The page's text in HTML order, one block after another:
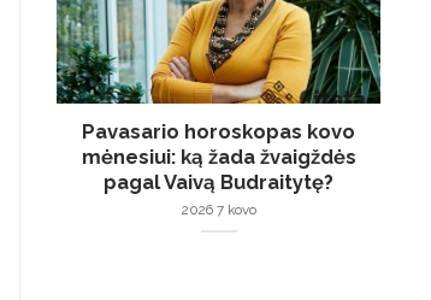
Pavasario horoskopas kovo
mėnesiui: ką žada žvaigždės
pagal Vaivą Budraitytę?
2026 7 kovo